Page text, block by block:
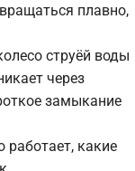
плавно,
струёй воды
через
замыкание
какие